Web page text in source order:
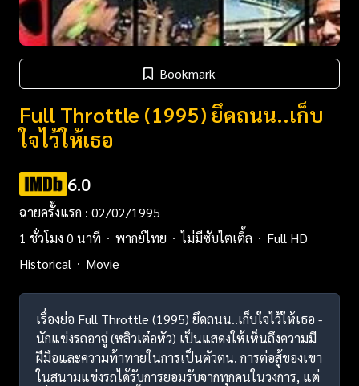
Bookmark
Full Throttle (1995) ยึดถนน..เก็บ
ใจไว้ให้เธอ
6.0
ฉายครั้งแรก : 02/02/1995
1 ชั่วโมง 0 นาที
พากย์ไทย ไม่มีซับไตเติ้ล
Full HD
Historical
Movie
เรื่องย่อ Full Throttle (1995) ยึดถนน..เก็บใจไว้ให้เธอ -
นักแข่งรถอาจู่ (หลิวเต๋อหัว) เป็นแสดงให้เห็นถึงความมี
ฝีมือและความท้าทายในการเป็นตัวตน. การต่อสู้ของเขา
ในสนามแข่งรถได้รับการยอมรับจากทุกคนในวงการ, แต่